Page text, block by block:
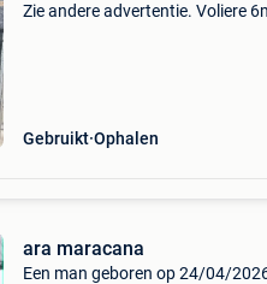
Zie andere advertentie. Voliere
Gebruikt Ophalen
ara maracana
Een man geboren op 24/04/